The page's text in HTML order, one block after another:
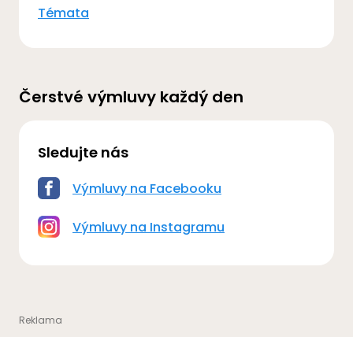
Témata
Čerstvé výmluvy každý den
Sledujte nás
Výmluvy na Facebooku
Výmluvy na Instagramu